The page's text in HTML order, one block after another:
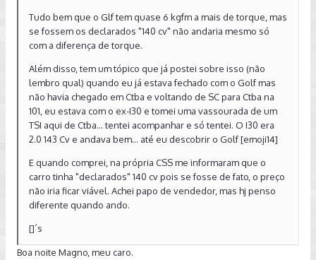
Tudo bem que o Glf tem quase 6 kgfm a mais de torque, mas
se fossem os declarados "140 cv" não andaria mesmo só
com a diferença de torque.
Além disso, tem um tópico que já postei sobre isso (não
lembro qual) quando eu já estava fechado com o Golf mas
não havia chegado em Ctba e voltando de SC para Ctba na
101, eu estava com o ex-I30 e tomei uma vassourada de um
TSI aqui de Ctba... tentei acompanhar e só tentei. O I30 era
2.0 143 Cv e andava bem... até eu descobrir o Golf [emoji14]
E quando comprei, na própria CSS me informaram que o
carro tinha "declarados" 140 cv pois se fosse de fato, o preço
não iria ficar viável. Achei papo de vendedor, mas hj penso
diferente quando ando.
[]´s
Boa noite Magno, meu caro.